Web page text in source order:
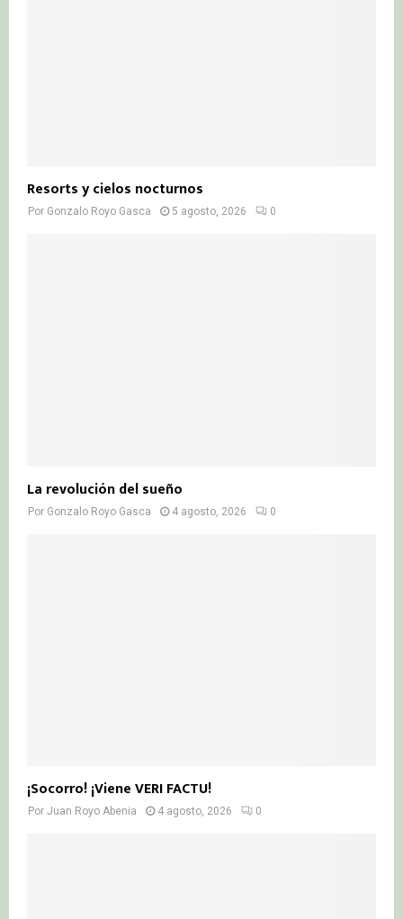
Resorts y cielos nocturnos
Por Gonzalo Royo Gasca 5 agosto, 2026 0
La revolución del sueño
Por Gonzalo Royo Gasca 4 agosto, 2026 0
¡Socorro! ¡Viene VERI FACTU!
Por Juan Royo Abenia 4 agosto, 2026 0